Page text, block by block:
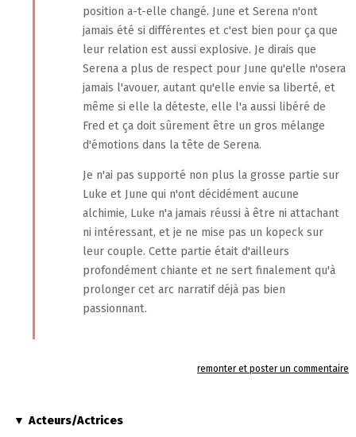
position a-t-elle changé. June et Serena n'ont
jamais été si différentes et c'est bien pour ça que
leur relation est aussi explosive. Je dirais que
Serena a plus de respect pour June qu'elle n'osera
jamais l'avouer, autant qu'elle envie sa liberté, et
même si elle la déteste, elle l'a aussi libéré de
Fred et ça doit sûrement être un gros mélange
d'émotions dans la tête de Serena.
Je n'ai pas supporté non plus la grosse partie sur
Luke et June qui n'ont décidément aucune
alchimie, Luke n'a jamais réussi à être ni attachant
ni intéressant, et je ne mise pas un kopeck sur
leur couple. Cette partie était d'ailleurs
profondément chiante et ne sert finalement qu'à
prolonger cet arc narratif déjà pas bien
passionnant.
remonter et poster un commentaire
Acteurs/Actrices